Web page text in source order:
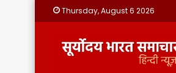
Thursday, August 6 2026